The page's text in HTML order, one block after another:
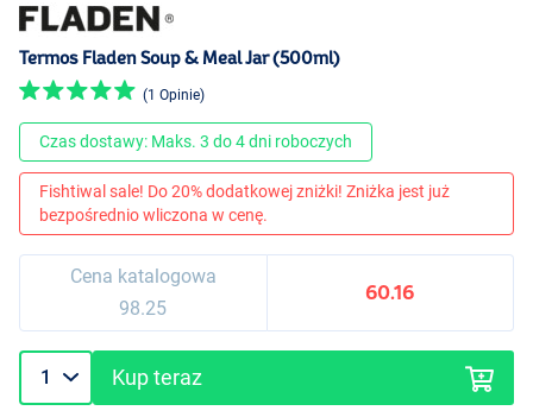
Termos Fladen Soup & Meal Jar (500ml)
(1 Opinie)
Czas dostawy: Maks. 3 do 4 dni roboczych
Fishtiwal sale! Do 20% dodatkowej zniżki! Zniżka jest już
bezpośrednio wliczona w cenę.
Cena katalogowa
98.25
60.16
Kup teraz